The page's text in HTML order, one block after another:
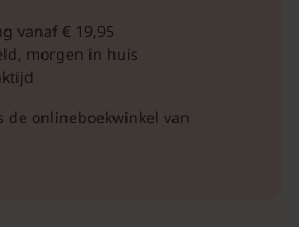
vanaf € 19,95
morgen in huis
de onlineboekwinkel van